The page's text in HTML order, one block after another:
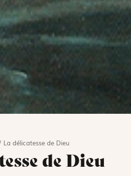
La délicatesse de Dieu
de Dieu